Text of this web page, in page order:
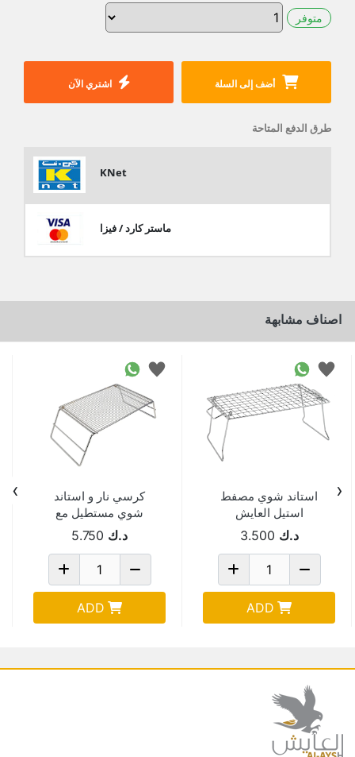
متوفر
أضف إلى السلة اشتري الآن
طرق الدفع المتاحة
KNet
ماستر كارد / فيزا
اصناف مشابهة
استاند شوي مصفط
استيل العايش
د.ك 3.500
ADD
كرسي نار و استاند
شوي مستطيل مع
جراب 50*47سم
2092B
د.ك 5.750
ADD
‹
›